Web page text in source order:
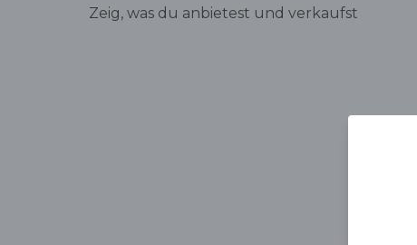
Zeig, was du anbietest und verkaufst